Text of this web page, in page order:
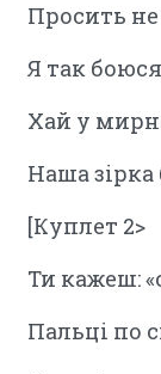
Просить
Я так
Хай у
Наша зірка
[Куплет 2>
Ти кажеш:
Пальці по